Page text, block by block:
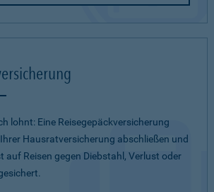
lohnt: Eine Reisegepäckversicherung
Hausratversicherung abschließen und
auf Reisen gegen Diebstahl, Verlust oder